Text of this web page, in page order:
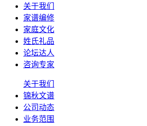
关于我们
家谱编修
家庭文化
姓氏礼品
论坛达人
咨询专家
关于我们
锦秋文谱
公司动态
业务范围